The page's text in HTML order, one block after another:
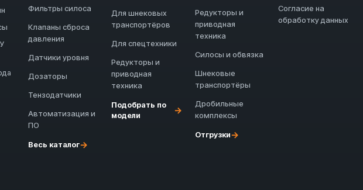
Фильтры силоса
Клапаны сброса
давления
Датчики уровня
Дозаторы
Тензодатчики
Автоматизация и
ПО
Весь каталог→
Для шнековых
транспортёров
Для спецтехники
Редукторы и
приводная
техника
Подобрать по
модели
→
Редукторы и
приводная
техника
Силосы и обвязка
Шнековые
транспортёры
Дробильные
комплексы
Отгрузки→
Согласие на
обработку данных